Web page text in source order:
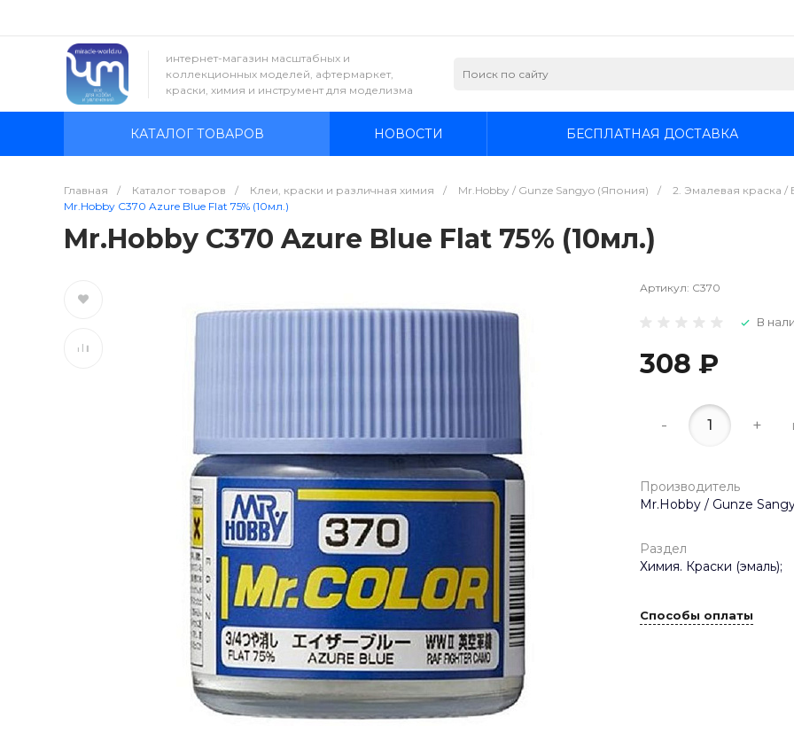
интернет-магазин масштабных и
коллекционных моделей, афтермаркет,
краски, химия и инструмент для моделизма
КАТАЛОГ ТОВАРОВ НОВОСТИ БЕСПЛАТНАЯ ДОСТАВКА
Главная / Каталог товаров / Клеи, краски и различная химия / Mr.Hobby / Gunze Sangyo (Япония) / 2. Эмалевая краска /
Mr.Hobby C370 Azure Blue Flat 75% (10мл.)
Mr.Hobby C370 Azure Blue Flat 75% (10мл.)
Артикул: C370
В
308 ₽
- +
Производитель
Mr.Hobby / Gunze
Раздел
Химия. Краски (эмаль);
Способы оплаты